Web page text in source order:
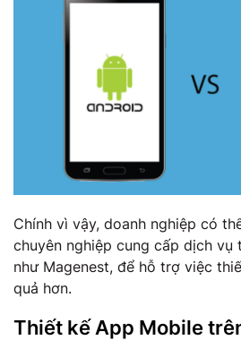
Chính vì vậy, doanh nghiệp có
chuyên nghiệp cung cấp dịch vụ
như Magenest, để hỗ trợ việc
quả hơn.
Thiết kế App Mobile